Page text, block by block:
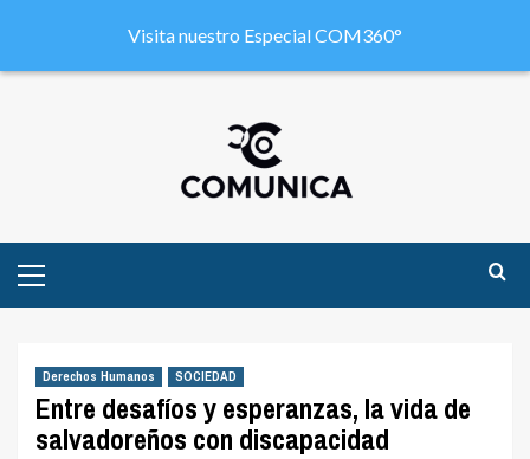
Derechos Humanos SOCIEDAD
Entre desafíos y esperanzas, la vida de
salvadoreños con discapacidad
Visita nuestro Especial COM360°